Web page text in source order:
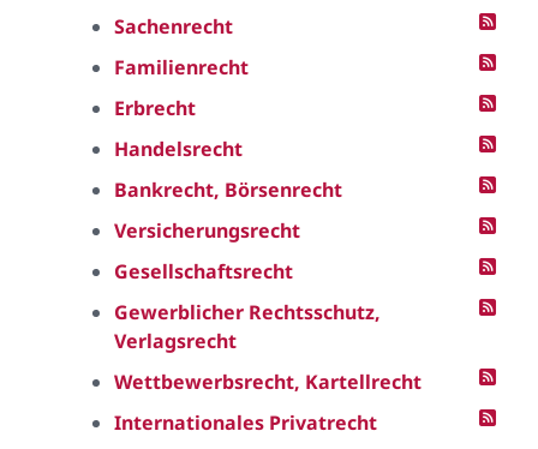
Sachenrecht
Familienrecht
Erbrecht
Handelsrecht
Bankrecht, Börsenrecht
Versicherungsrecht
Gesellschaftsrecht
Gewerblicher Rechtsschutz,
Verlagsrecht
Wettbewerbsrecht, Kartellrecht
Internationales Privatrecht